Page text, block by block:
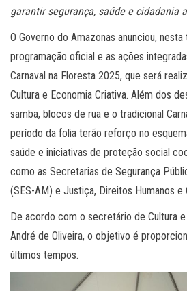
garantir segurança, saúde e cidadania
O Governo do Amazonas anunciou,
programação oficial e as ações
Carnaval na Floresta 2025, que será
Cultura e Economia Criativa. Além dos
samba, blocos de rua e o tradicional
período da folia terão reforço no
saúde e iniciativas de proteção social
como as Secretarias de Segurança
(SES-AM) e Justiça, Direitos Humanos e
De acordo com o secretário de Cultura
André de Oliveira, o objetivo é
últimos tempos.